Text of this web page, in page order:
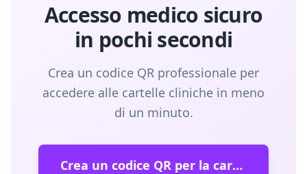
Accesso medico sicuro
in pochi secondi
Crea un codice QR professionale per
accedere alle cartelle cliniche in meno
di un minuto.
Crea un codice QR per la cartella clinica